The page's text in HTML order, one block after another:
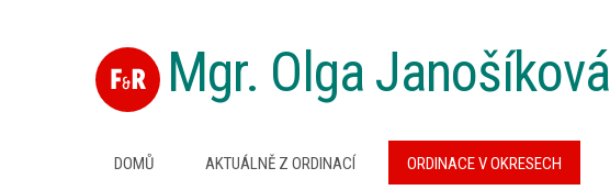
Mgr. Olga Janošíková
DOMŮ AKTUÁLNĚ Z ORDINACÍ ORDINACE V OKRESECH